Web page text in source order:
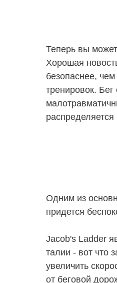
Теперь вы
Хорошая
безопаснее,
тренировок.
Одним из
придется
Jacob's Ladder
талии - вот что
увеличить
от беговой